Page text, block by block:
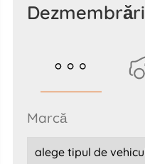
Dezmembrări
marcă